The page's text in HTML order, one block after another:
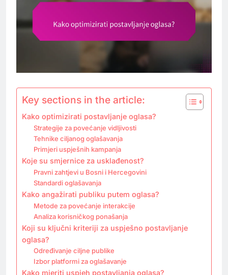
Key sections in the article:
Kako optimizirati postavljanje oglasa?
Strategije za povećanje vidljivosti
Tehnike ciljanog oglašavanja
Primjeri uspješnih kampanja
Koje su smjernice za usklađenost?
Pravni zahtjevi u Bosni i Hercegovini
Standardi oglašavanja
Kako angažirati publiku putem oglasa?
Metode za povećanje interakcije
Analiza korisničkog ponašanja
Koji su ključni kriteriji za uspješno postavljanje
oglasa?
Određivanje ciljne publike
Izbor platformi za oglašavanje
Kako mjeriti uspjeh postavljanja oglasa?